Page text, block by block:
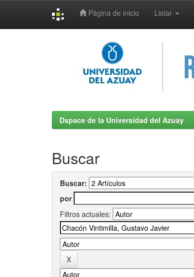
Página de inicio Listar
Dspace de la Universidad del Azuay
Buscar
Buscar:
por
Filtros actuales: